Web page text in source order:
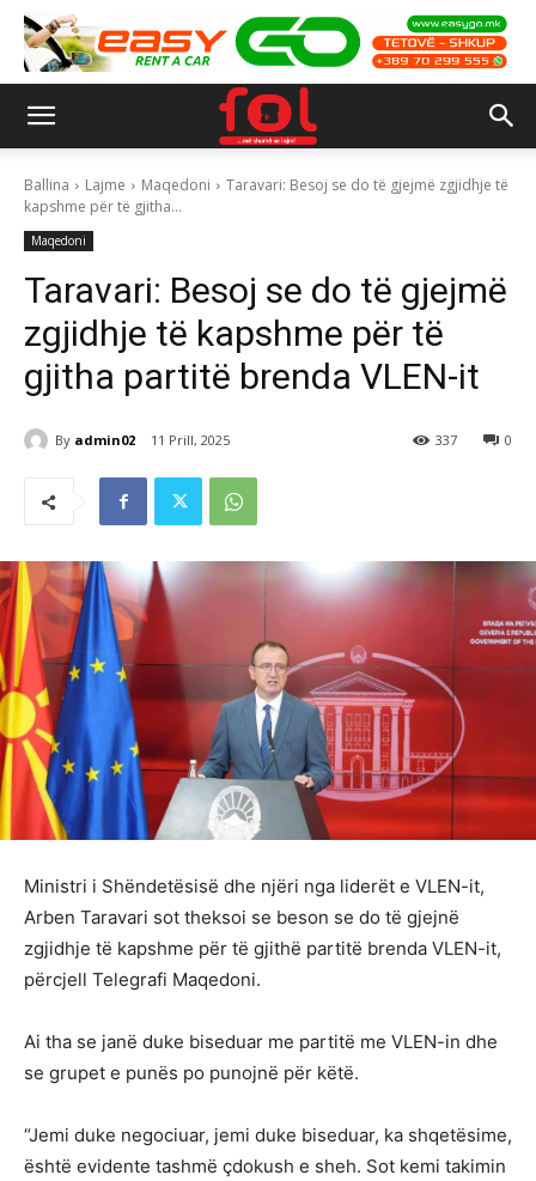
Ballina Lajme Maqedoni
Taravari: Besoj se do të gjejmë zgjidhje të
kapshme për të gjitha...
Maqedoni
Taravari: Besoj se do të gjejmë
zgjidhje të kapshme për të
gjitha partitë brenda VLEN-it
By admin02 11 Prill, 2025 0
337
Ministri i Shëndetësisë dhe njëri nga liderët e VLEN-it,
Arben Taravari sot theksoi se beson se do të gjejnë
zgjidhje të kapshme për të gjithë partitë brenda VLEN-it,
përcjell Telegrafi Maqedoni.
Ai tha se janë duke biseduar me partitë me VLEN-in dhe
se grupet e punës po punojnë për këtë.
“Jemi duke negociuar, jemi duke biseduar, ka shqetësime,
është evidente tashmë çdokush e sheh. Sot kemi takimin